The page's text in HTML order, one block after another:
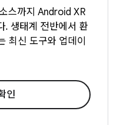
스까지 Android XR
. 생태계 전반에서 환
최신 도구와 업데이
인